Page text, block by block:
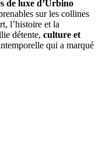
de luxe d’Urbino
sur les collines
l’histoire et la
détente, culture et
qui a marqué